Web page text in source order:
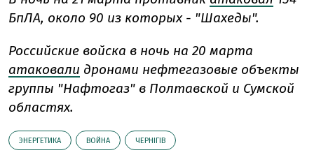
БпЛА, около 90 из которых - "Шахеды".
Российские войска в ночь на 20 марта
атаковали дронами нефтегазовые объекты
группы "Нафтогаз" в Полтавской и Сумской
областях.
ЭНЕРГЕТИКА ВОЙНА ЧЕРНІГІВ